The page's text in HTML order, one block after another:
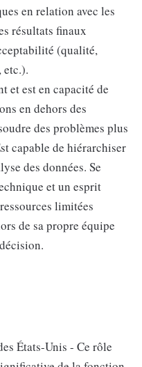
en relation avec les
résultats finaux
(qualité,
etc.).
et est en capacité de
en dehors des
des problèmes plus
capable de hiérarchiser
des données. Se
et un esprit
limitées
de sa propre équipe
États-Unis - Ce rôle